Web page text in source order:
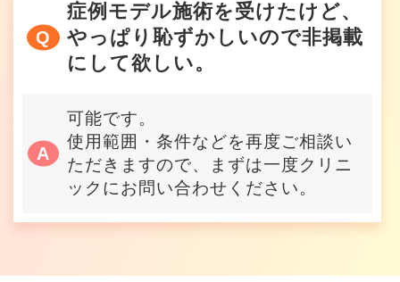
症例モデル施術を受けたけど、
やっぱり恥ずかしいので非掲載
にして欲しい。
可能です。
使用範囲・条件などを再度ご相談い
ただきますので、まずは一度クリニ
ックにお問い合わせください。